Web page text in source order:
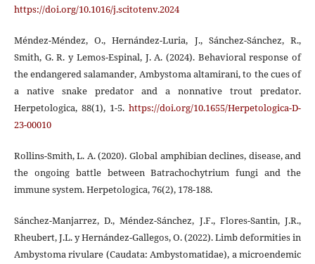
https://doi.org/10.1016/j.scitotenv.2024
Méndez-Méndez, O., Hernández-Luria, J., Sánchez-Sánchez, R.,
Smith, G. R. y Lemos-Espinal, J. A. (2024). Behavioral response of
the endangered salamander, Ambystoma altamirani, to the cues of
a native snake predator and a nonnative trout predator.
Herpetologica, 88(1), 1-5.https://doi.org/10.1655/Herpetologica-D-
23-00010
Rollins-Smith, L. A. (2020). Global amphibian declines, disease, and
the ongoing battle between Batrachochytrium fungi and the
immune system. Herpetologica, 76(2), 178-188.
Sánchez-Manjarrez, D., Méndez-Sánchez, J.F., Flores-Santin, J.R.,
Rheubert, J.L. y Hernández-Gallegos, O. (2022). Limb deformities in
Ambystoma rivulare (Caudata: Ambystomatidae), a microendemic